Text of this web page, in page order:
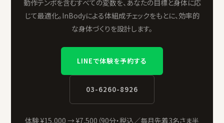
動作テンポを含むすべての変数を、あなたの目標と身体に応
じて最適化。InBodyによる体組成チェックをもとに、効率的
な身体づくりを設計します。
LINEで体験を予約する
03-6260-8926
体験 ¥15,000 → ¥7,500（90分・税込／毎月先着3名さま半